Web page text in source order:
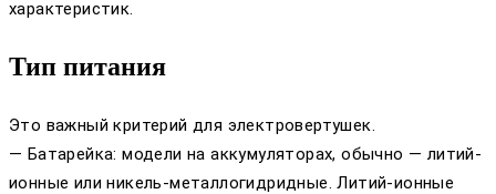
характеристик.
Тип питания
Это важный критерий для электровертушек.
— Батарейка: модели на аккумуляторах, обычно — литий-
ионные или никель-металлогидридные. Литий-ионные